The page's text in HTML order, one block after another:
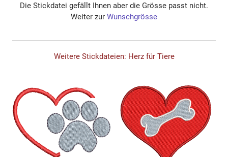
Die Stickdatei gefällt Ihnen aber die Grösse passt nicht.
Weiter zur Wunschgrösse
Weitere Stickdateien: Herz für Tiere